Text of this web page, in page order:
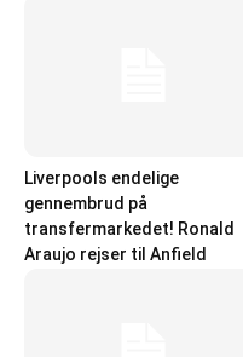
Liverpools endelige
gennembrud på
transfermarkedet! Ronald
Araujo rejser til Anfield